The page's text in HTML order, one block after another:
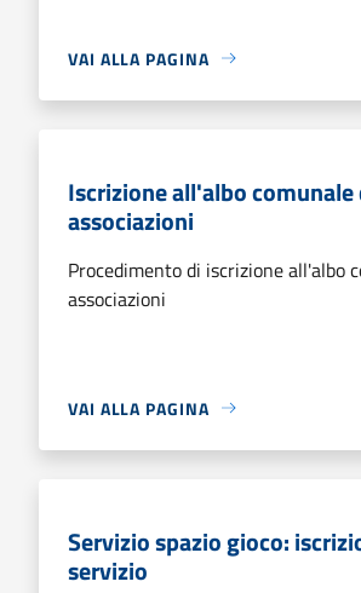
VAI ALLA PAGINA
Iscrizione all'albo comunale
associazioni
Procedimento di iscrizione all'albo
associazioni
VAI ALLA PAGINA
Servizio spazio gioco:
servizio